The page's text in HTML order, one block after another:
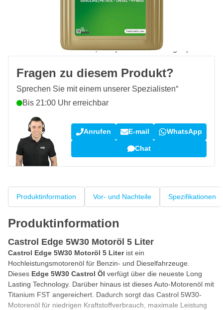
Rückgaberecht
Kundenrezensionen:4,58/5(7.064 Bewertungen)
Fragen zu diesem Produkt?
Sprechen Sie mit einem unserer Spezialisten“
Bis 21:00 Uhr erreichbar
Anrufen E-mail WhatsApp
Chat
Produktinformation Vor- und Nachteile Spezifikationen
Produktinformation
Castrol Edge 5W30 Motoröl 5 Liter
Castrol Edge 5W30 Motoröl 5 Literist ein
Hochleistungsmotorenöl für Benzin- und Dieselfahrzeuge.
Dieses Edge 5W30 Castrol Öl verfügt über die neueste Long
Lasting Technology. Darüber hinaus ist dieses Auto-Motorenöl mit
Titanium FST angereichert. Dadurch sorgt das Castrol 5W30-
Motorenöl für niedrigen Kraftstoffverbrauch, maximale Leistung